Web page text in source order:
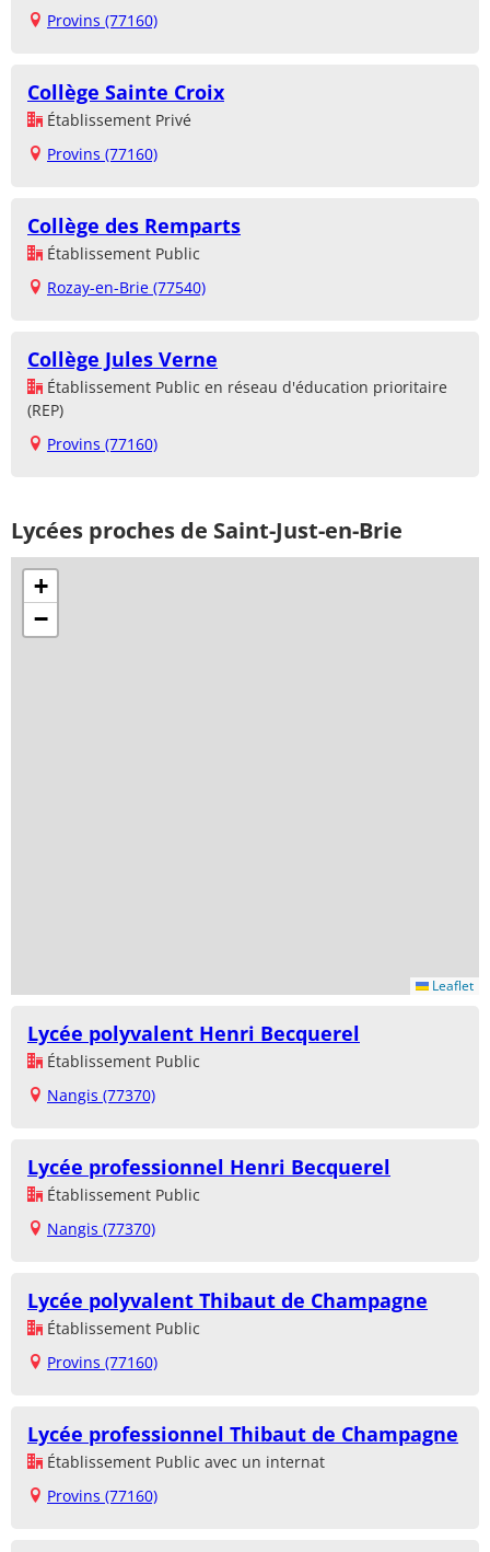
Provins (77160)
Collège Sainte Croix
Établissement Privé
Provins (77160)
Collège des Remparts
Établissement Public
Rozay-en-Brie (77540)
Collège Jules Verne
Établissement Public en réseau d'éducation prioritaire
(REP)
Provins (77160)
Lycées proches de Saint-Just-en-Brie
+
−
Leaflet
Lycée polyvalent Henri Becquerel
Établissement Public
Nangis (77370)
Lycée professionnel Henri Becquerel
Établissement Public
Nangis (77370)
Lycée polyvalent Thibaut de Champagne
Établissement Public
Provins (77160)
Lycée professionnel Thibaut de Champagne
Établissement Public avec un internat
Provins (77160)